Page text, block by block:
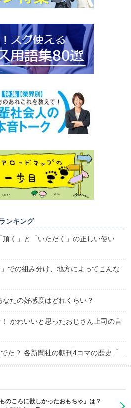
ンキング
頂く」と「いただく」の正しい使い
での組み分け、地方によってこんな
なたの好感度はどれくらい？
かわいいと思ったおじさん上司の言
た？ 各新聞社の朝刊4コマの歴史「...
のころに欲しかったおもちゃ」は？